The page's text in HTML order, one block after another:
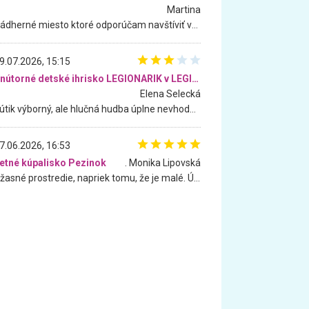
Martina
15:15
Vnútorné detské ihrisko LEGIONARIK v LEGIA Fitness
Elena Selecká
16:53
kúpalisko Pezinok
. Monika Lipovská